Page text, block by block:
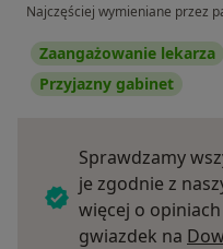
Najczęściej wymieniane przez
Zaangażowanie lekarza
Przyjazny gabinet
Sprawdzamy
je zgodnie z
więcej o
gwiazdek na